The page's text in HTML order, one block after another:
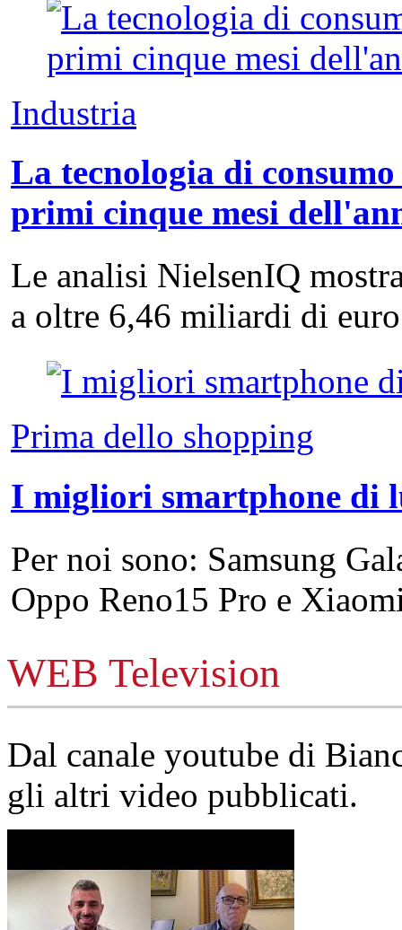
Industria
La tecnologia di
primi cinque mesi
Le analisi NielsenIQ
a oltre 6,46 miliardi di
Prima dello shopping
I migliori smartphone di
Per noi sono: Samsung
Oppo Reno15 Pro e
WEB Television
Dal canale youtube di
gli altri video pubblicati.